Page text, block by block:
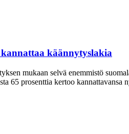
käännytyslakia
mukaan selvä enemmistö
65 prosenttia kertoo kannattavansa